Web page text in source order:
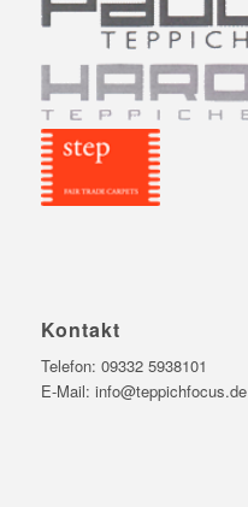
Kontakt
Telefon: 09332 5938101
E-Mail: info@teppichfocus.de